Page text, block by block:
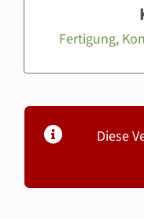
Fertigung,
Diese